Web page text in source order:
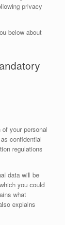
privacy
below about
your personal
confidential
regulations
data will be
you could
what
explains